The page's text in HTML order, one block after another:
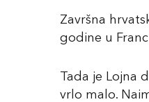
Završna
godine u
Tada je Lojna
vrlo malo.